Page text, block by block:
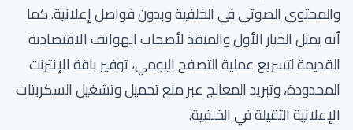
والمحتوى الصوتي في الخلفية وبدون فواصل إعلانية. كما
أنه يمثل الخيار الأول والمنقذ لأصحاب الهواتف الاقتصادية
القديمة لتسريع عملية التصفح اليومي، توفير باقة الإنترنت
المحدودة، وتبريد المعالج عبر منع تحميل وتشغيل السكربتات
الإعلانية الثقيلة في الخلفية.